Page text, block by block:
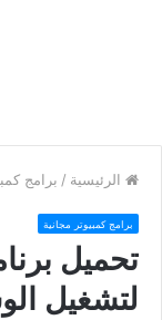
الرئيسية / برامج
برامج كمبيوتر مجانية
لتشغيل